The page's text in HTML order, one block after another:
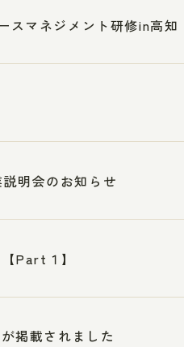
スマネジメント研修in高
明会のお知らせ
Part１】
掲載されました